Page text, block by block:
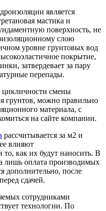
является
мастика и
поверхность, не
слою
уровне грунтовых вод
покрытие,
затвердевает за пару
перепады.
цикличности смены
грунтов, можно правильно
материала, с
на сайте компании.
рассчитывается за м2 и
влияют
как их будут наносить. В
лишь оплата производимых
дополнительно, после
сдачей.
сотрудниками
технологии. По